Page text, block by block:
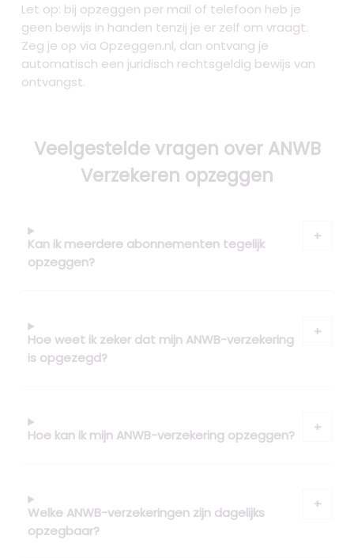
Let op: bij opzeggen per mail of telefoon heb je
geen bewijs in handen tenzij je er zelf om vraagt.
Zeg je op via Opzeggen.nl, dan ontvang je
automatisch een juridisch rechtsgeldig bewijs van
ontvangst.
Veelgestelde vragen over ANWB
Verzekeren opzeggen
Kan ik meerdere abonnementen tegelijk
opzeggen?
Hoe weet ik zeker dat mijn ANWB-verzekering
is opgezegd?
Hoe kan ik mijn ANWB-verzekering opzeggen?
Welke ANWB-verzekeringen zijn dagelijks
opzegbaar?